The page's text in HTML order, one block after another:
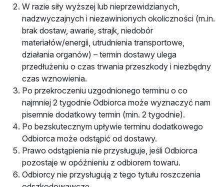
W razie siły wyższej lub nieprzewidzianych,
nadzwyczajnych i niezawinionych okoliczności (m.in.
brak dostaw, awarie, strajk, niedobór
materiałów/energii, utrudnienia transportowe,
działania organów) – termin dostawy ulega
przedłużeniu o czas trwania przeszkody i niezbędny
czas wznowienia.
Po przekroczeniu uzgodnionego terminu o co
najmniej 2 tygodnie Odbiorca może wyznaczyć nam
pisemnie dodatkowy termin (min. 2 tygodnie).
Po bezskutecznym upływie terminu dodatkowego
Odbiorca może odstąpić od dostawy.
Prawo odstąpienia nie przysługuje, jeśli Odbiorca
pozostaje w opóźnieniu z odbiorem towaru.
Odbiorcy nie przysługują z tego tytułu roszczenia